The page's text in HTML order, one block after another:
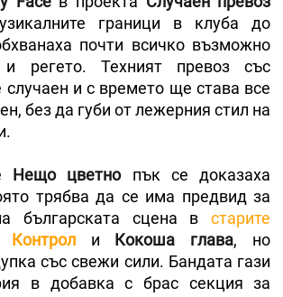
граници в клуба до
почти всичко възможно
регето. Техният превоз със
случаен и с времето ще става все
без да губи от лежерния стил на
Нещо цветнопък се доказаха
трябва да се има предвид за
българската сцена встарите
Контроли Кокоша глава, но
със свежи сили. Бандата гази
в добавка с брас секция за